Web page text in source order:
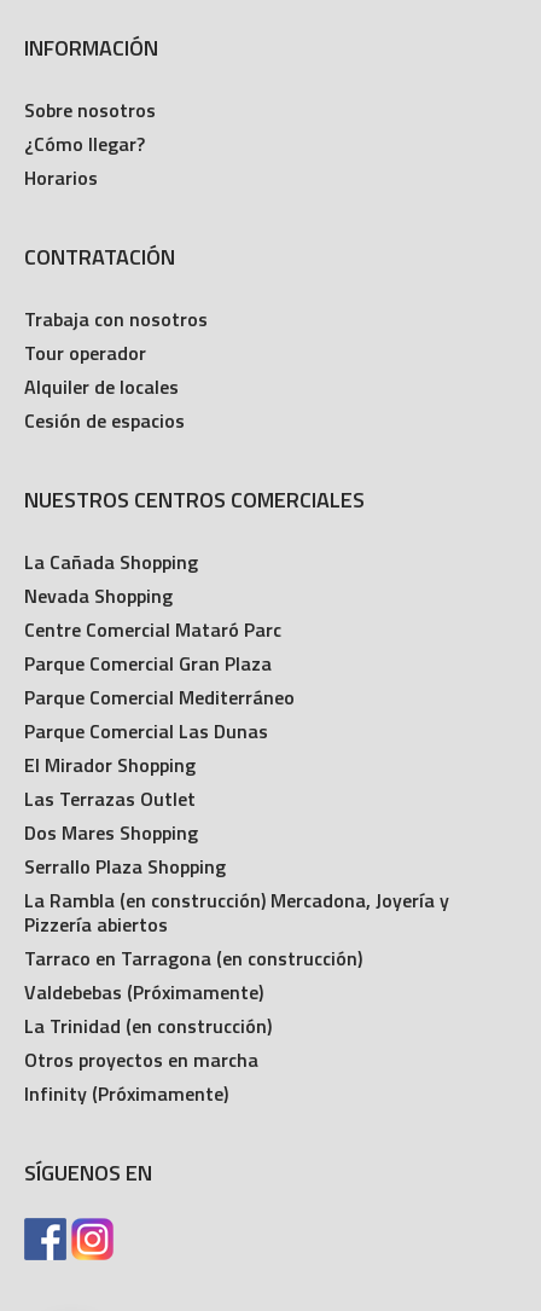
INFORMACIÓN
Sobre nosotros
¿Cómo llegar?
Horarios
CONTRATACIÓN
Trabaja con nosotros
Tour operador
Alquiler de locales
Cesión de espacios
NUESTROS CENTROS COMERCIALES
La Cañada Shopping
Nevada Shopping
Centre Comercial Mataró Parc
Parque Comercial Gran Plaza
Parque Comercial Mediterráneo
Parque Comercial Las Dunas
El Mirador Shopping
Las Terrazas Outlet
Dos Mares Shopping
Serrallo Plaza Shopping
La Rambla (en construcción) Mercadona, Joyería y
Pizzería abiertos
Tarraco en Tarragona (en construcción)
Valdebebas (Próximamente)
La Trinidad (en construcción)
Otros proyectos en marcha
Infinity (Próximamente)
SÍGUENOS EN